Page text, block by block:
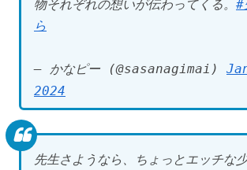
物それぞれの想いが伝わってくる。 #
ら
— かなピー (@sasanagimai)
2024
先生さようなら、ちょっとエッチな